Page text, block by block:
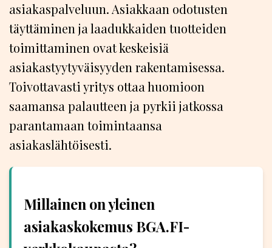
asiakaspalveluun. Asiakkaan odotusten
täyttäminen ja laadukkaiden tuotteiden
toimittaminen ovat keskeisiä
asiakastyytyväisyyden rakentamisessa.
Toivottavasti yritys ottaa huomioon
saamansa palautteen ja pyrkii jatkossa
parantamaan toimintaansa
asiakaslähtöisesti.
Millainen on yleinen
asiakaskokemus BGA.FI-